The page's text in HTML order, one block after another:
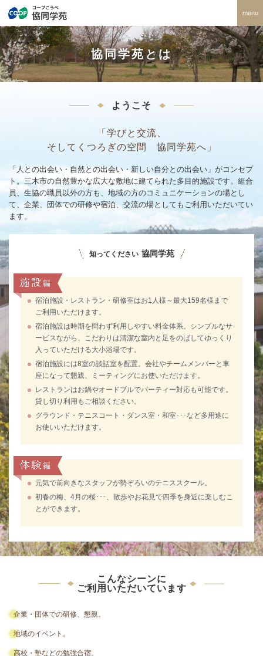
menu
協同学苑とは
ようこそ
「学びと交流、
そしてくつろぎの空間 協同学苑へ」
「人との出会い・自然との出会い・新しい自分との出会い」がコンセプ
ト。三木市の自然豊かな広大な敷地に建てられた多目的施設です。 組合
員、生協の職員以外の方も、地域の方のコミュニケーションの場とし
て、 企業、団体での研修や宿泊、交流の場としてもご利用いただいてい
ます。
知ってください 協同学苑
宿泊施設・レストラン・研修室はお1人様～最大159名様まで
ご利用いただけます。
宿泊施設は時期を問わず利用しやすい料金体系。シンプルなサ
ービスながら、こだわりは清潔な室内と足をのばしてゆっくり
入っていただける大小浴場です。
宿泊施設には8室の談話室を配置。会社やチームメンバーと車
座になって懇親、ミーティングにお使いただけます。
レストランはお鍋やオードブルでパーティー対応も可能です。
貸し切り利用もご相談ください。
グラウンド・テニスコート・ダンス室・和室･･･など多用途に
お使いいただけます。
元気で前向きなスタッフが勢ぞろいのテニススクール。
初春の梅、4月の桜･･･、散歩やお花見で四季を身近に楽しむこ
とができます。
こんなシーンに
ご利用いただいています
企業・団体での研修、懇親。
地域のイベント。
高校・塾などの勉強合宿。